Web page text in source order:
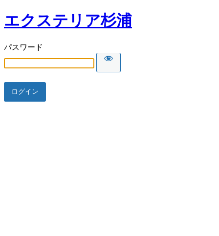
エクステリア杉浦
パスワード